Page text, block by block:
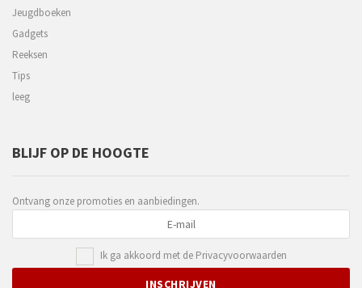
Jeugdboeken
Gadgets
Reeksen
Tips
leeg
BLIJF OP DE HOOGTE
Ontvang onze promoties en aanbiedingen.
Ik ga akkoord met de Privacyvoorwaarden